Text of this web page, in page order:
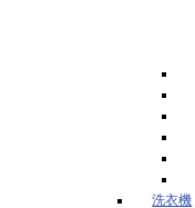
洗衣機